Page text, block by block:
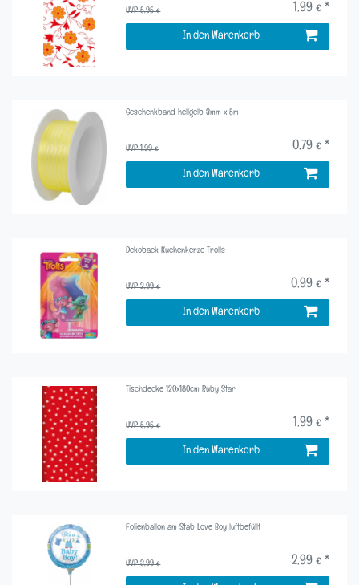
UVP 5,95 € 1,99 € *
In den Warenkorb
Geschenkband hellgelb 3mm x 5m
UVP 1,99 € 0,79 € *
In den Warenkorb
Dekoback Kuchenkerze Trolls
UVP 2,99 € 0,99 € *
In den Warenkorb
Tischdecke 120x180cm Ruby Star
UVP 5,95 € 1,99 € *
In den Warenkorb
Folienballon am Stab Love Boy luftbefüllt
UVP 3,99 € 2,99 € *